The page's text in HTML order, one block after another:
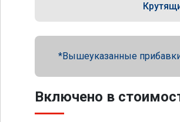
Вышеуказанные
Включено в